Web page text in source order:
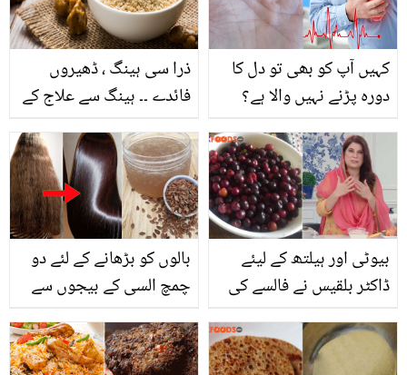
ہے؟
ذرا سی ہینگ ، ڈھیروں
فائدے ۔۔ ہینگ سے علاج کے
کہیں آپ کو بھی تو دل کا
دورہ پڑنے نہیں والا ہے؟
اس کا پوشیدہ راز
بالوں کو بڑھانے کے لئے دو
چمچ السی کے بیجوں سے
خوبصورتی بڑھائیں
بیوٹی اور ہیلتھ کے لیئے
ڈاکٹر بلقیس نے فالسے کی
بتائیں؟ جانیں